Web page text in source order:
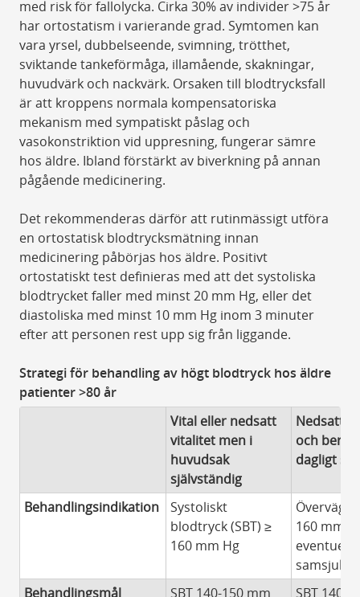
med risk för fallolycka. Cirka 30% av individer >75 år
har ortostatism i varierande grad. Symtomen kan
vara yrsel, dubbelseende, svimning, trötthet,
sviktande tankeförmåga, illamående, skakningar,
huvudvärk och nackvärk. Orsaken till blodtrycksfall
är att kroppens normala kompensatoriska
mekanism med sympatiskt påslag och
vasokonstriktion vid uppresning, fungerar sämre
hos äldre. Ibland förstärkt av biverkning på annan
pågående medicinering.
Det rekommenderas därför att rutinmässigt utföra
en ortostatisk blodtrycksmätning innan
medicinering påbörjas hos äldre. Positivt
ortostatiskt test definieras med att det systoliska
blodtrycket faller med minst 20 mm Hg, eller det
diastoliska med minst 10 mm Hg inom 3 minuter
efter att personen rest upp sig från liggande.
Strategi för behandling av högt blodtryck hos äldre
patienter >80 år
Vital eller nedsatt
vitalitet men i
huvudsak
självständig
Nedsatt
och
dagligt
Behandlingsindikation
Systoliskt
blodtryck (SBT) ≥
160 mm Hg
Överväg
160 mm
eventuell
Behandlingsmål
SBT 140-150 mm
SBT 140-